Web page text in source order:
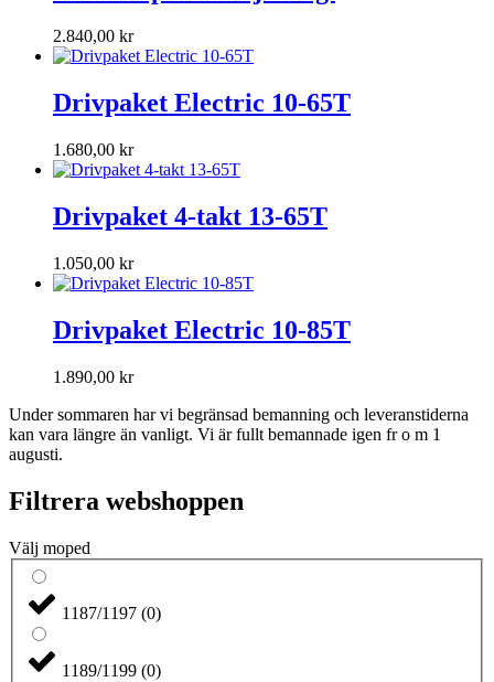
2.840,00 kr
Drivpaket Electric 10-65T
1.680,00 kr
Drivpaket 4-takt 13-65T
1.050,00 kr
Drivpaket Electric 10-85T
1.890,00 kr
Under sommaren har vi begränsad bemanning och leveranstiderna
kan vara längre än vanligt. Vi är fullt bemannade igen fr o m 1
augusti.
Filtrera webshoppen
Välj moped
1187/1197 (0)
1189/1199 (0)